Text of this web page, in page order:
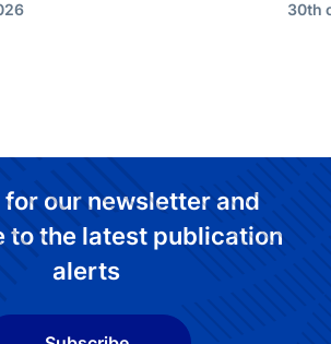
30th
for our newsletter and
to the latest publication
alerts